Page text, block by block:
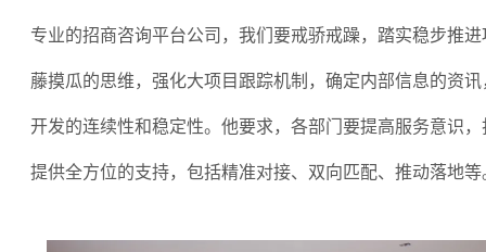
专业的招商咨询平台公司，我们要戒骄戒躁，踏实稳步推
藤摸瓜的思维，强化大项目跟踪机制，确定内部信息的资
开发的连续性和稳定性。他要求，各部门要提高服务意识
提供全方位的支持，包括精准对接、双向匹配、推动落地等